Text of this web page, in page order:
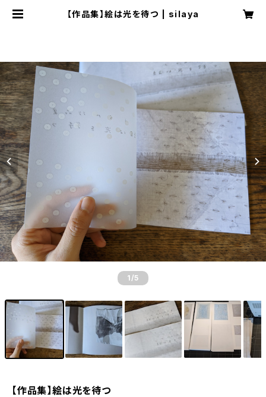
【作品集】絵は光を待つ | silaya
1 /5
【作品集】絵は光を待つ